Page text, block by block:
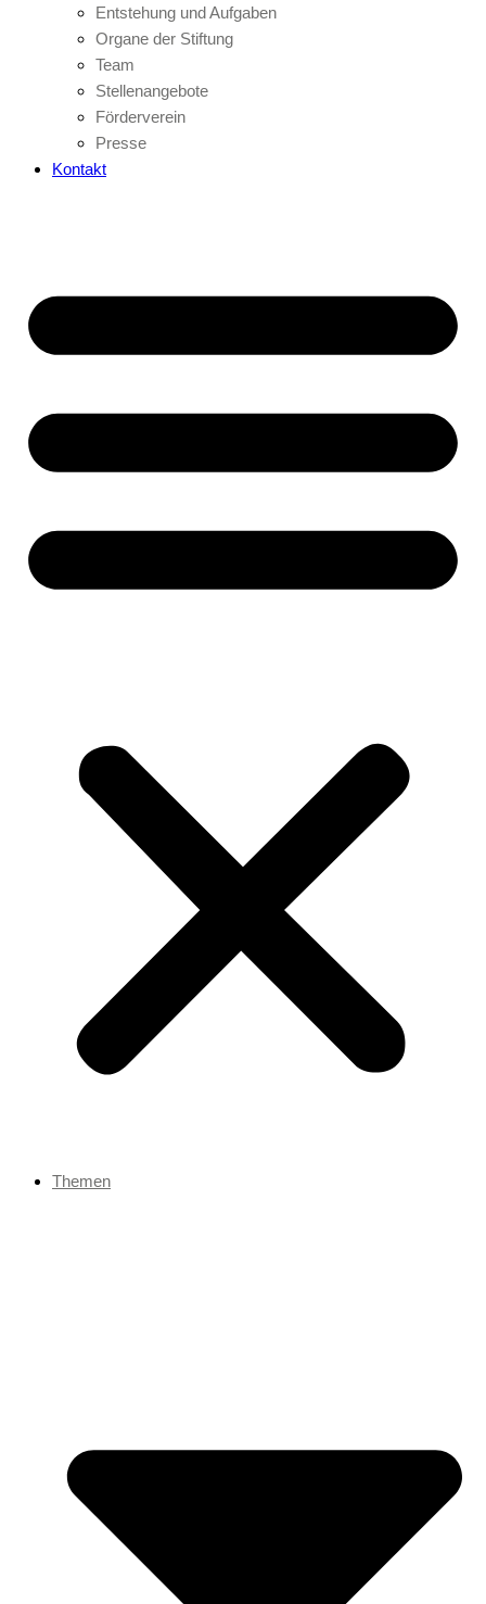
Entstehung und Aufgaben
Organe der Stiftung
Team
Stellenangebote
Förderverein
Presse
Kontakt
Themen